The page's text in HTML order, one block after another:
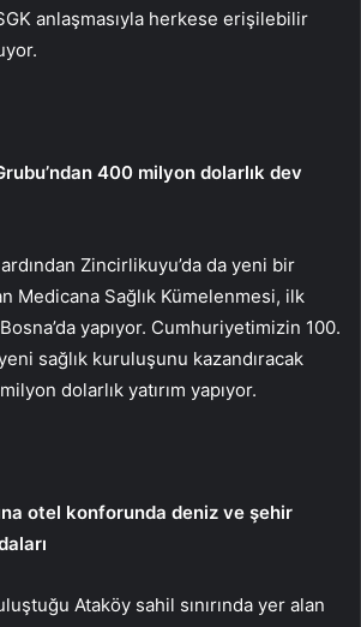
anlaşmasıyla herkese erişilebilir
400 milyon dolarlık dev
Zincirlikuyu’da da yeni bir
Medicana Sağlık Kümelenmesi, ilk
Bosna’da yapıyor. Cumhuriyetimizin 100.
sağlık kuruluşunu kazandıracak
dolarlık yatırım yapıyor.
otel konforunda deniz ve şehir
Ataköy sahil sınırında yer alan